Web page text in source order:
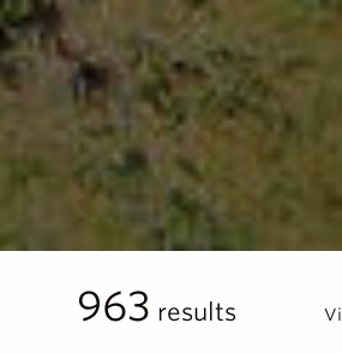
963 results